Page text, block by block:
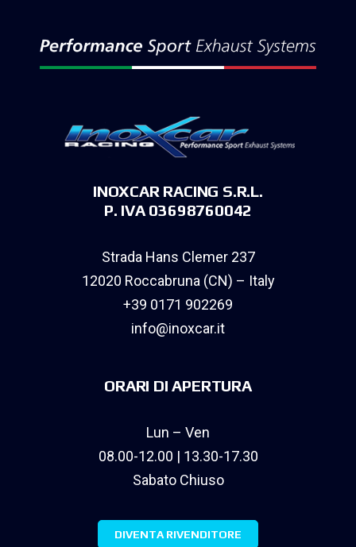
INOXCAR RACING S.R.L.
P. IVA 03698760042
Strada Hans Clemer 237
12020 Roccabruna (CN) – Italy
+39 0171 902269
info@inoxcar.it
ORARI DI APERTURA
Lun – Ven
08.00-12.00 | 13.30-17.30
Sabato Chiuso
DIVENTA RIVENDITORE